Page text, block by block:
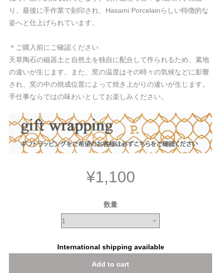
り、最後に手作業で刻印され、Hasami Porcelainらしい特徴的な
姿へと仕上げられています。
＊ご購入前にご確認ください
天草陶石の磁器土と自然土を独自に配合して作られるため、素地
の違いが生じます。また、窯の温度はその時々の気候などに影響
され、窯の中の焼成位置によって焼き上がりの違いが生じます。
手仕事ならではの味わいとしてお楽しみください。
¥1,100
数量
International shipping available
Add to cart